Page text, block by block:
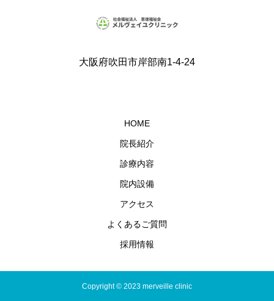
大阪府吹田市岸部南1-4-24
HOME
院長紹介
診療内容
院内設備
アクセス
よくあるご質問
採用情報
Copyright © 2023 merveille clinic